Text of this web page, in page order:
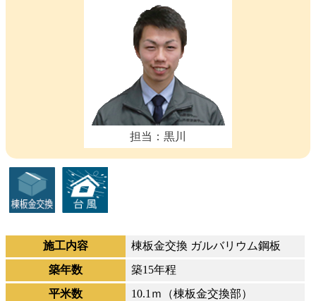
担当：黒川
施工内容
棟板金交換 ガルバリウム鋼板
築年数
築15年程
平米数
10.1ｍ（棟板金交換部）